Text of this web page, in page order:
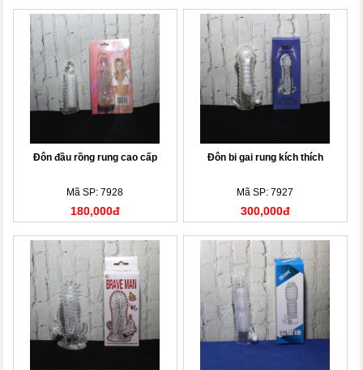
Đôn đầu rồng rung cao cấp
Mã SP: 7928
180,000đ
Đôn bi gai rung kích thích
Mã SP: 7927
300,000đ